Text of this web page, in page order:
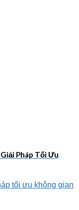
Pháp Tối Ưu
tối ưu không gian